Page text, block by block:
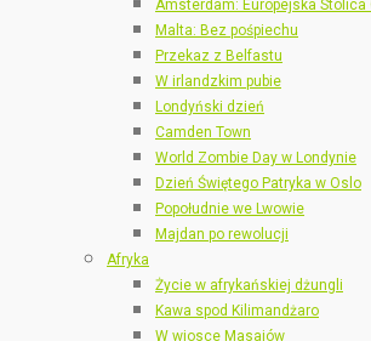
Amsterdam: Europejska Stolica
Malta: Bez pośpiechu
Przekaz z Belfastu
W irlandzkim pubie
Londyński dzień
Camden Town
World Zombie Day w Londynie
Dzień Świętego Patryka w Oslo
Popołudnie we Lwowie
Majdan po rewolucji
Afryka
Życie w afrykańskiej dżungli
Kawa spod Kilimandżaro
W wiosce Masajów